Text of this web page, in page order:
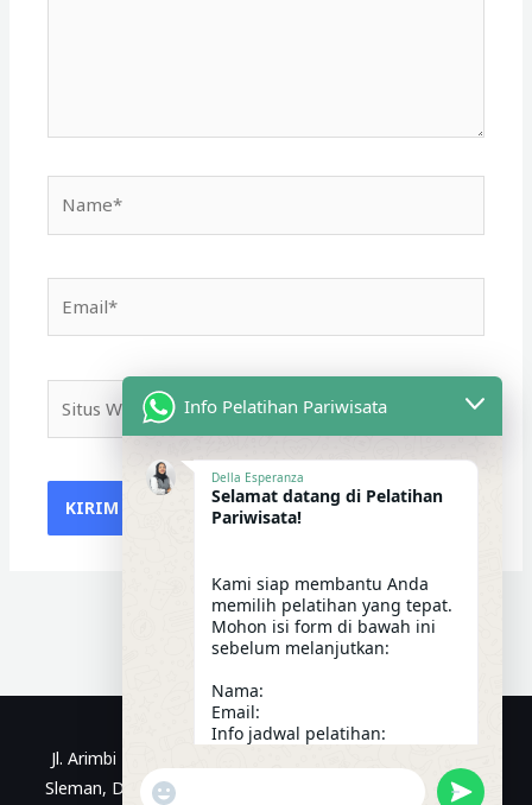
Web
Jl. Arimbi No.1, Kragilan, Sinduadi, Kec. Mlati, Kabupaten
Sleman, Daerah Istimewa Yogyakarta | WhatsApp: 0812-
Info Pelatihan Pariwisata
Della Esperanza
Selamat datang di Pelatihan
Pariwisata!
Kami siap membantu Anda
memilih pelatihan yang tepat.
Mohon isi form di bawah ini
sebelum melanjutkan:
Nama:
Email:
Info jadwal pelatihan:
"+CHATY_SETTINGS.LANG.EMOJI_PICKER+"